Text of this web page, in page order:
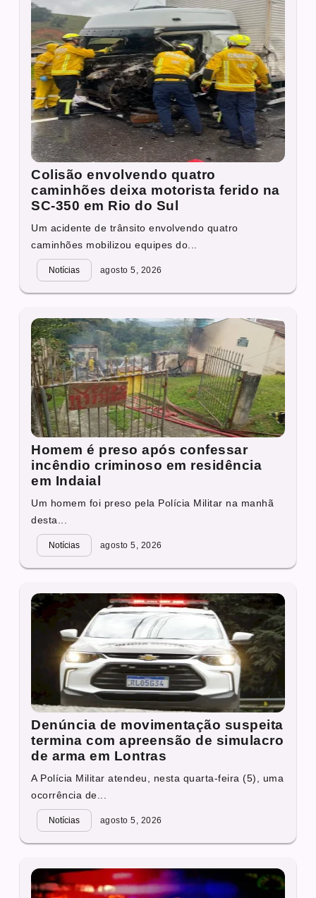
Colisão envolvendo quatro
caminhões deixa motorista ferido na
SC-350 em Rio do Sul
Um acidente de trânsito envolvendo quatro
caminhões mobilizou equipes do...
Notícias agosto 5, 2026
Homem é preso após confessar
incêndio criminoso em residência
em Indaial
Um homem foi preso pela Polícia Militar na manhã
desta...
Notícias agosto 5, 2026
Denúncia de movimentação suspeita
termina com apreensão de simulacro
de arma em Lontras
A Polícia Militar atendeu, nesta quarta-feira (5), uma
ocorrência de...
Notícias agosto 5, 2026